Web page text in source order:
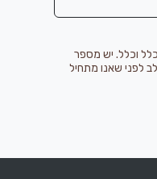
וכלל. יש מספר
לפני שאנו מתחיל